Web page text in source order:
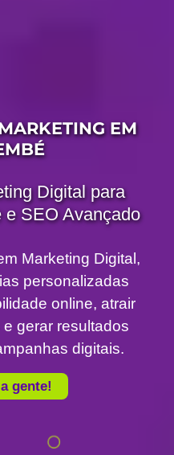
EM
Digital para
e SEO Avançado
Marketing Digital,
personalizadas
online, atrair
gerar resultados
digitais.
gente!